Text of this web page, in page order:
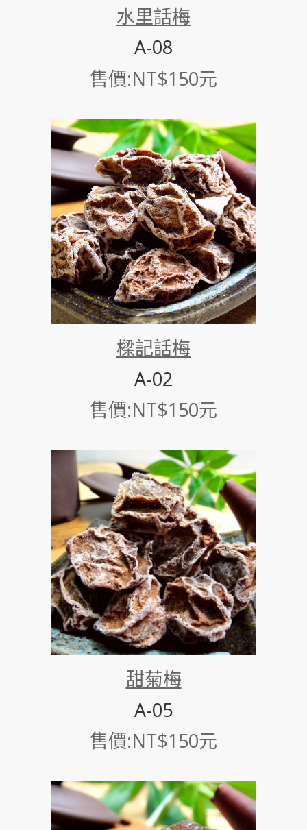
水里話梅
A-08
售價:NT$150元
樑記話梅
A-02
售價:NT$150元
甜菊梅
A-05
售價:NT$150元